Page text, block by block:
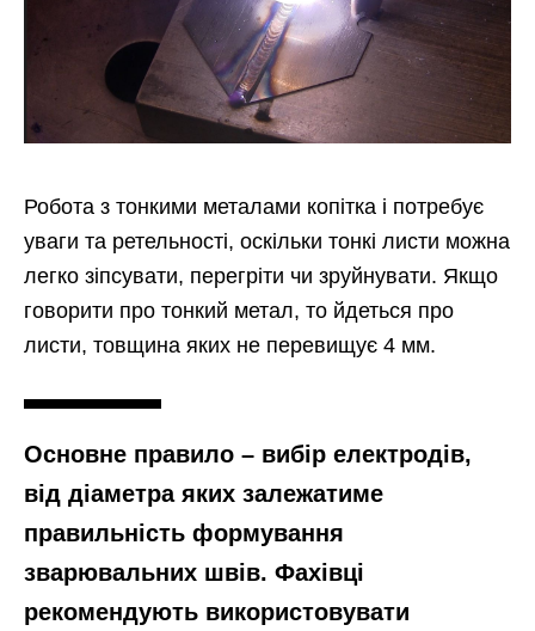
Робота з тонкими металами копітка і потребує
уваги та ретельності, оскільки тонкі листи можна
легко зіпсувати, перегріти чи зруйнувати. Якщо
говорити про тонкий метал, то йдеться про
листи, товщина яких не перевищує 4 мм.
Основне правило – вибір електродів,
від діаметра яких залежатиме
правильність формування
зварювальних швів. Фахівці
рекомендують використовувати